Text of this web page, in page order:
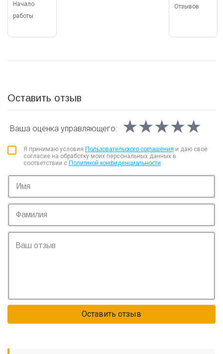
Начало
работы
Отзывов
Оставить отзыв
Ваша оценка управляющего: ★★★★★
★★★★★
★★★★★
Я принимаю условия Пользовательского соглашения и даю свое
согласие на обработку моих персональных данных в
соответствии с Политикой конфиденциальности
Оставить отзыв